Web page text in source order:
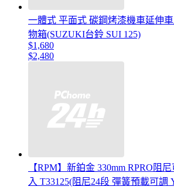
一體式 平面式 碳鋼烤漆機車延伸
物箱(SUZUKI台鈴 SUI 125)
$1,680
$2,480
【RPM】新鉑金 330mm RPRO阻
入 T33125(阻尼24段 彈簧預載可調